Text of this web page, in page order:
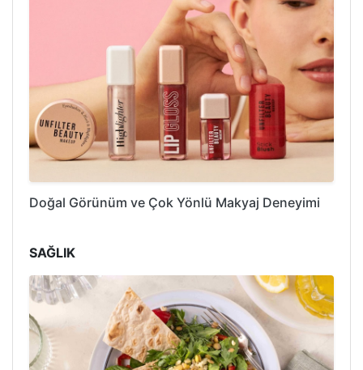
Doğal Görünüm ve Çok Yönlü Makyaj Deneyimi
SAĞLIK